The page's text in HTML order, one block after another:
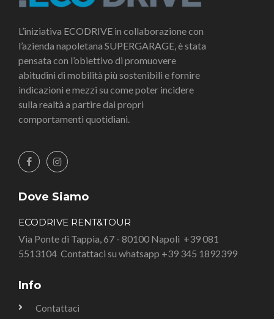
L’iniziativa ECODRIVE in collaborazione con
l’azienda napoletana SUPERGARAGE, è stata
pensata con l’obiettivo di promuovere
abitudini di mobilità più sostenibili e fornire
indicazioni e mezzi su come poter incidere
sulla realtà a partire dai propri
comportamenti quotidiani.
Dove Siamo
ECODRIVE RENT&TOUR
Via Ponte di Tappia, 67 - 80100 Napoli +39 081
5513104 Contattaci su whatsapp +39 345 1892399
Info
Contattaci